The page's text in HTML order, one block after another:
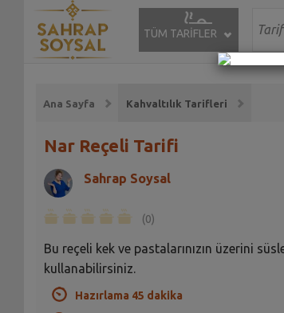
TÜM TARİFLER
Ana Sayfa Kahvaltılık Tarifleri
Nar Reçeli Tarifi
Sahrap Soysal
(0)
Bu reçeli kek ve pastalarınızın üzerini
kullanabilirsiniz.
Hazırlama 45 dakika